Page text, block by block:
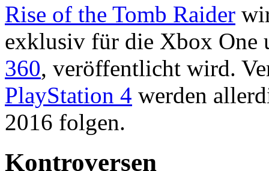
Rise of the Tomb Raider
exklusiv für die Xbox One
360, veröffentlicht wird.
PlayStation 4 werden
2016 folgen.
Kontroversen